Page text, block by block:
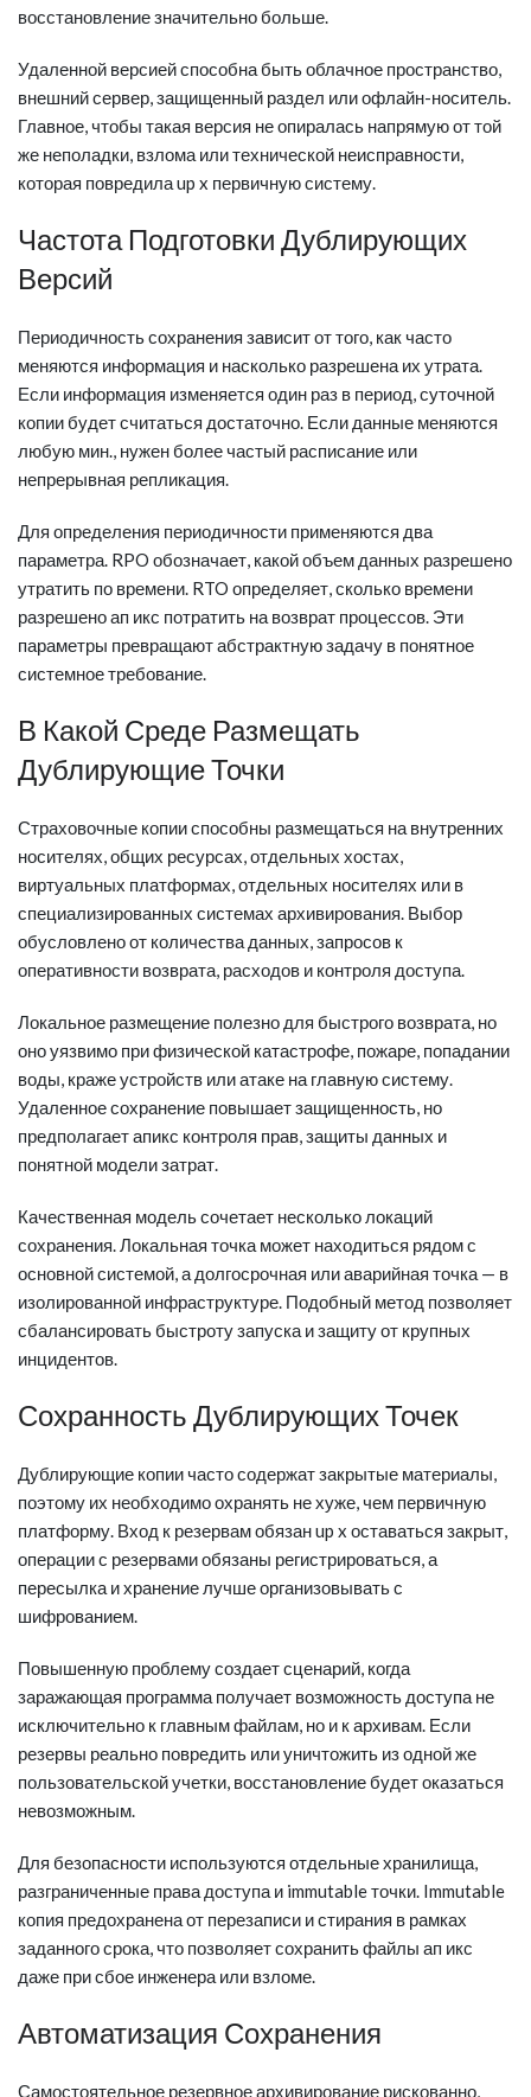
восстановление значительно больше.
Удаленной версией способна быть облачное пространство,
внешний сервер, защищенный раздел или офлайн-носитель.
Главное, чтобы такая версия не опиралась напрямую от той
же неполадки, взлома или технической неисправности,
которая повредила up x первичную систему.
Частота Подготовки Дублирующих
Версий
Периодичность сохранения зависит от того, как часто
меняются информация и насколько разрешена их утрата.
Если информация изменяется один раз в период, суточной
копии будет считаться достаточно. Если данные меняются
любую мин., нужен более частый расписание или
непрерывная репликация.
Для определения периодичности применяются два
параметра. RPO обозначает, какой объем данных разрешено
утратить по времени. RTO определяет, сколько времени
разрешено ап икс потратить на возврат процессов. Эти
параметры превращают абстрактную задачу в понятное
системное требование.
В Какой Среде Размещать
Дублирующие Точки
Страховочные копии способны размещаться на внутренних
носителях, общих ресурсах, отдельных хостах,
виртуальных платформах, отдельных носителях или в
специализированных системах архивирования. Выбор
обусловлено от количества данных, запросов к
оперативности возврата, расходов и контроля доступа.
Локальное размещение полезно для быстрого возврата, но
оно уязвимо при физической катастрофе, пожаре, попадании
воды, краже устройств или атаке на главную систему.
Удаленное сохранение повышает защищенность, но
предполагает апикс контроля прав, защиты данных и
понятной модели затрат.
Качественная модель сочетает несколько локаций
сохранения. Локальная точка может находиться рядом с
основной системой, а долгосрочная или аварийная точка — в
изолированной инфраструктуре. Подобный метод позволяет
сбалансировать быстроту запуска и защиту от крупных
инцидентов.
Сохранность Дублирующих Точек
Дублирующие копии часто содержат закрытые материалы,
поэтому их необходимо охранять не хуже, чем первичную
платформу. Вход к резервам обязан up x оставаться закрыт,
операции с резервами обязаны регистрироваться, а
пересылка и хранение лучше организовывать с
шифрованием.
Повышенную проблему создает сценарий, когда
заражающая программа получает возможность доступа не
исключительно к главным файлам, но и к архивам. Если
резервы реально повредить или уничтожить из одной же
пользовательской учетки, восстановление будет оказаться
невозможным.
Для безопасности используются отдельные хранилища,
разграниченные права доступа и immutable точки. Immutable
копия предохранена от перезаписи и стирания в рамках
заданного срока, что позволяет сохранить файлы ап икс
даже при сбое инженера или взломе.
Автоматизация Сохранения
Самостоятельное резервное архивирование рискованно,